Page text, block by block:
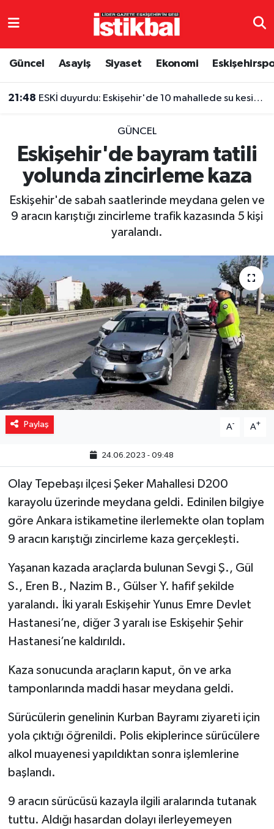
Güncel Asayiş Siyaset Ekonomi
21:48 ESKİ duyurdu: Eskişehir'de 10 mahallede su kesintisi
GÜNCEL
Eskişehir'de bayram tatili
yolunda zincirleme kaza
Eskişehir'de sabah saatlerinde meydana gelen ve
9 aracın karıştığı zincirleme trafik kazasında 5 kişi
yaralandı.
Paylaş A- A+
24.06.2023 - 09:48
Olay Tepebaşı ilçesi Şeker Mahallesi D200
karayolu üzerinde meydana geldi. Edinilen bilgiye
göre Ankara istikametine ilerlemekte olan toplam
9 aracın karıştığı zincirleme kaza gerçekleşti.
Yaşanan kazada araçlarda bulunan Sevgi Ş., Gül
S., Eren B., Nazim B., Gülser Y. hafif şekilde
yaralandı. İki yaralı Eskişehir Yunus Emre Devlet
Hastanesi’ne, diğer 3 yaralı ise Eskişehir Şehir
Hastanesi’ne kaldırıldı.
Kaza sonucunda araçların kaput, ön ve arka
tamponlarında maddi hasar meydana geldi.
Sürücülerin genelinin Kurban Bayramı ziyareti için
yola çıktığı öğrenildi. Polis ekiplerince sürücülere
alkol muayenesi yapıldıktan sonra işlemlerine
başlandı.
9 aracın sürücüsü kazayla ilgili aralarında tutanak
tuttu. Aldığı hasardan dolayı ilerleyemeyen
Eskişehirspor
Spor
Eğitim
Yaşam
Resmi ilanlar
Eskişehir Nöbetçi Eczaneler
TFF 3.Lig 4.Grup Puan Durumu ve Fikstür
Tüm Manşetler
Son Dakika Haberleri